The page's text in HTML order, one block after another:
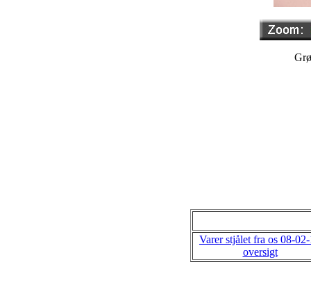
Varer stjålet fra os 08-
oversigt